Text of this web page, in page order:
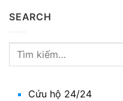
SEARCH
Cứu hộ 24/24